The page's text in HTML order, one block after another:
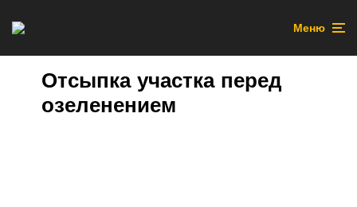
Меню
Отсыпка участка перед
озеленением